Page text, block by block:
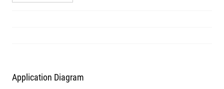
Application Diagram